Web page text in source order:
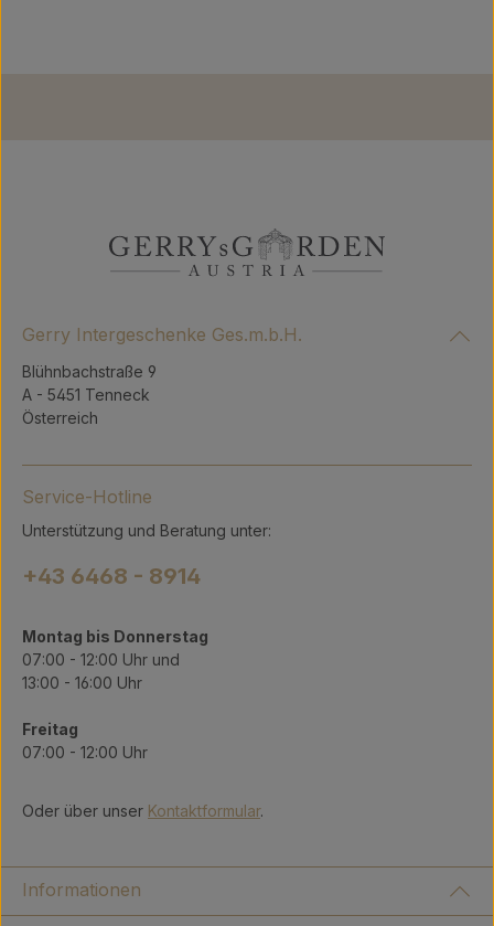
Gerry Intergeschenke Ges.m.b.H.
Blühnbachstraße 9
A - 5451 Tenneck
Österreich
Service-Hotline
Unterstützung und Beratung unter:
+43 6468 - 8914
Montag bis Donnerstag
07:00 - 12:00 Uhr und
13:00 - 16:00 Uhr
Freitag
07:00 - 12:00 Uhr
Oder über unser Kontaktformular.
Informationen